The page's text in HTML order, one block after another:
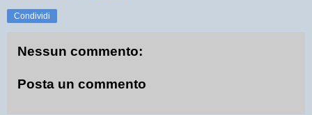
Condividi
Nessun commento:
Posta un commento